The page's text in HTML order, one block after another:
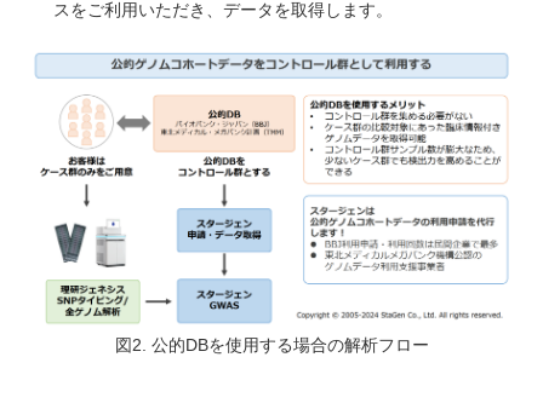
スをご利用いただき、データを取得します。
図2. 公的DBを使用する場合の解析フロー